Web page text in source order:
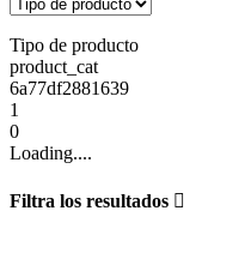
Tipo de producto
product_cat
6a77df2881639
1
0
Loading....
Filtra los resultados